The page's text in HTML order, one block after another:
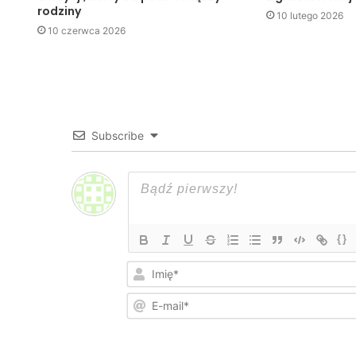
rodziny
10 czerwca 2026
10 lutego 2026
Subscribe
{}